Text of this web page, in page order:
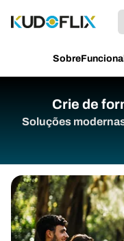
Sobre
Crie de
Soluções